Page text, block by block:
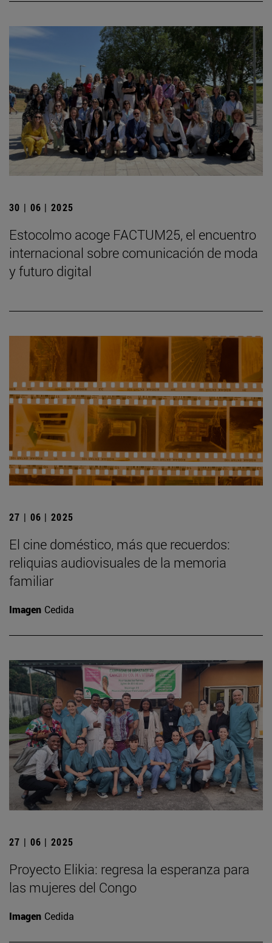
30 | 06 | 2025
Estocolmo acoge FACTUM25, el encuentro
internacional sobre comunicación de moda
y futuro digital
27 | 06 | 2025
El cine doméstico, más que recuerdos:
reliquias audiovisuales de la memoria
familiar
Imagen Cedida
27 | 06 | 2025
Proyecto Elikia: regresa la esperanza para
las mujeres del Congo
Imagen Cedida